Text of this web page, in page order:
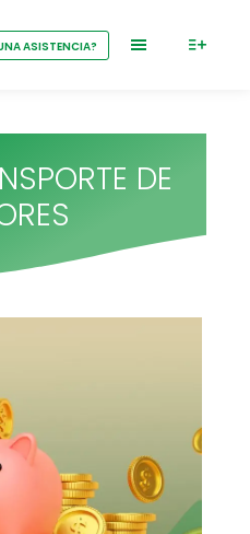
ASISTENCIA?
DE